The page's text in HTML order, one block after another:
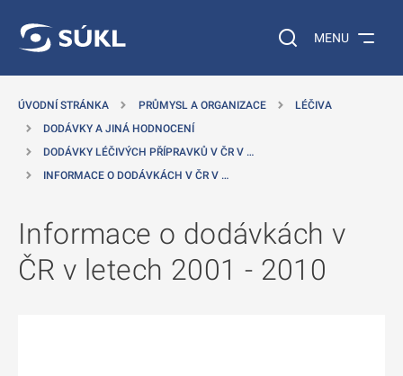
Vyhledávání na
MENU
ÚVODNÍ STRÁNKA PRŮMYSL A ORGANIZACE
LÉČIVA
DODÁVKY A JINÁ HODNOCENÍ
DODÁVKY LÉČIVÝCH PŘÍPRAVKŮ V ČR V …
INFORMACE O DODÁVKÁCH V ČR V …
Informace o dodávkách v
ČR v letech 2001 - 2010